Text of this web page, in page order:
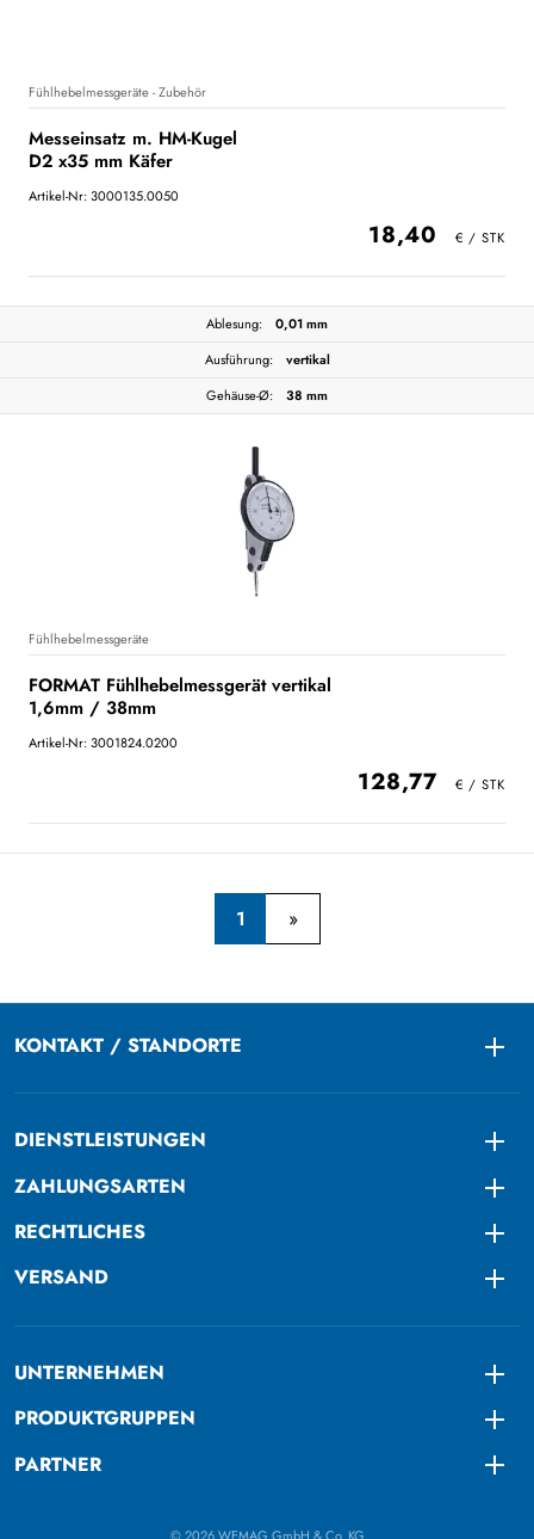
Fühlhebelmessgeräte - Zubehör
Messeinsatz m. HM-Kugel
D2 x35 mm Käfer
Artikel-Nr: 3000135.0050
18,40
Ablesung:
0,01 mm
Ausführung:
vertikal
Gehäuse-Ø:
38 mm
Fühlhebelmessgeräte
FORMAT Fühlhebelmessgerät vertikal
1,6mm / 38mm
Artikel-Nr: 3001824.0200
128,77
1
KONTAKT / STANDORTE
DIENSTLEISTUNGEN
ZAHLUNGSARTEN
RECHTLICHES
VERSAND
UNTERNEHMEN
PRODUKTGRUPPEN
PARTNER
© 2026 WEMAG GmbH & Co. KG